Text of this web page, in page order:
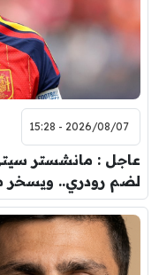
2026/08/07 - 15:28
عاجل : مانشستر
لضم رودري.. ويسخر